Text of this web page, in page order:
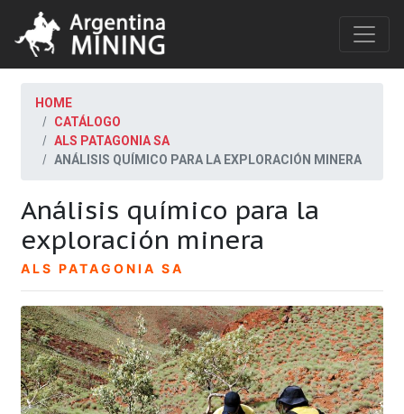
HOME
CATÁLOGO
ALS PATAGONIA SA
ANÁLISIS QUÍMICO PARA LA EXPLORACIÓN MINERA
Análisis químico para la
exploración minera
ALS PATAGONIA SA